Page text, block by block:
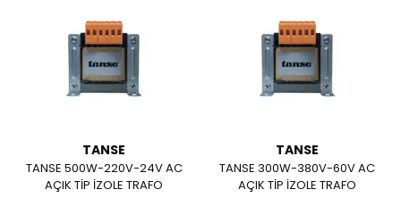
TANSE
TANSE 500W-220V-24V AC
AÇIK TİP İZOLE TRAFO
TANSE
TANSE 300W-380V-60V AC
AÇIK TİP İZOLE TRAFO